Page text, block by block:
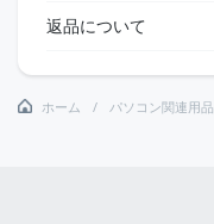
返品について
ホーム パソコン関連用品